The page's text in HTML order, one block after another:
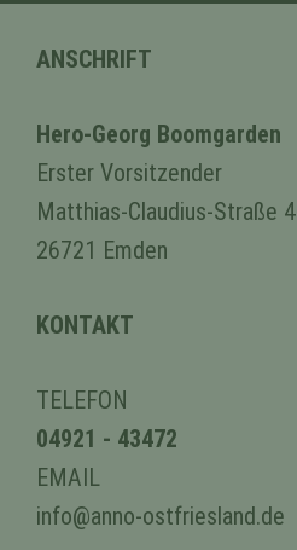
ANSCHRIFT
Hero-Georg Boomgarden
Erster Vorsitzender
Matthias-Claudius-Straße 4
26721 Emden
KONTAKT
TELEFON
04921 - 43472
EMAIL
info@anno-ostfriesland.de